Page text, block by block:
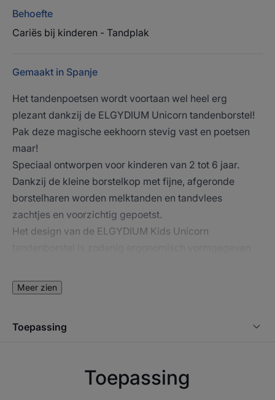
Behoefte
Cariës bij kinderen - Tandplak
Gemaakt in Spanje
Het tandenpoetsen wordt voortaan wel heel erg
plezant dankzij de ELGYDIUM Unicorn tandenborstel!
Pak deze magische eekhoorn stevig vast en poetsen
maar!
Speciaal ontworpen voor kinderen van 2 tot 6 jaar.
Dankzij de kleine borstelkop met fijne, afgeronde
borstelharen worden melktanden en tandvlees
zachtjes en voorzichtig gepoetst.
Het design van de ELGYDIUM Kids Unicorn
makkelijk in gebruik te nemen is. De hoornvormige
handgreep ligt goed in de hand, de zuignap maakt het
dan ook vast te zetten. Dankzij de dop blijft de
Meer zien
Toepassing
Toepassing